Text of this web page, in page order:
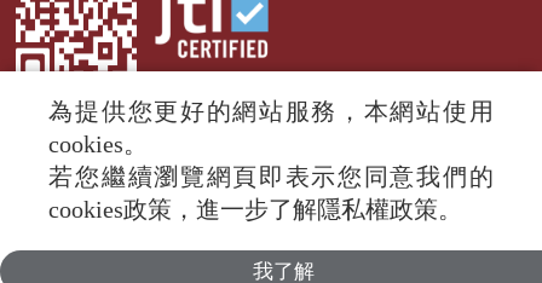
© 2024 RTI (Radio Taiwan International).
All rights reserved.
為提供您更好的網站服務，本網站使用
cookies。
若您繼續瀏覽網頁即表示您同意我們的
cookies政策，進一步了解隱私權政策。
我了解